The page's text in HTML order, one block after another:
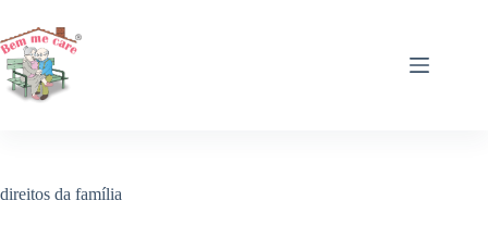
para
o
conteúdo
direitos da família